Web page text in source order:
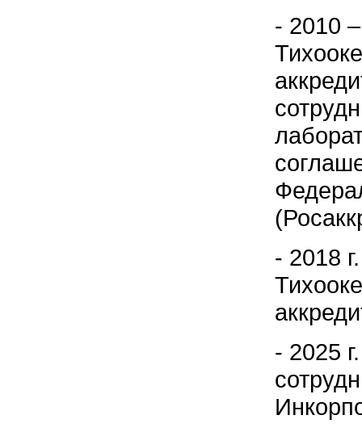
- 2010
- 2018
- 2025